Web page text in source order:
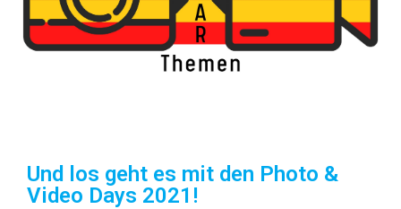
Und los geht es mit den Photo &
Video Days 2021!